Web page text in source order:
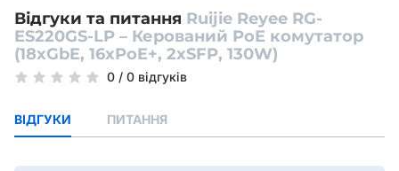
Відгуки та питання Ruijie Reyee RG-
ES220GS-LP – Керований PoE комутатор
(18xGbE, 16xPoE+, 2xSFP, 130W)
0 / 0 відгуків
ВІДГУКИ ПИТАННЯ